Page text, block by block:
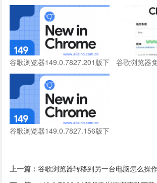
谷歌浏览器149.0.7827.201版下
载
谷歌浏览器
谷歌浏览器149.0.7827.156版下
上一篇：谷歌浏览器转移到另一台电脑怎么操